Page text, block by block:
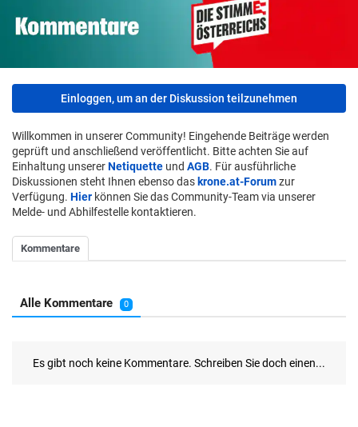
Einloggen, um an der Diskussion teilzunehmen
Willkommen in unserer Community! Eingehende Beiträge werden
geprüft und anschließend veröffentlicht. Bitte achten Sie auf
Einhaltung unsererNetiquette und AGB. Für ausführliche
Diskussionen steht Ihnen ebenso das krone.at-Forumzur
Verfügung. Hier können Sie das Community-Team via unserer
Melde- und Abhilfestelle kontaktieren.